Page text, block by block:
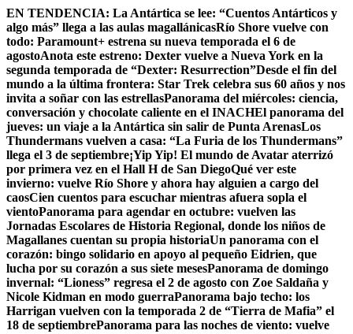
Skip
to
content
EN TENDENCIA: La Antártica se lee: “Cuentos Antárticos y
algo más” llega a las aulas magallánicasRío Shore vuelve con
todo: Paramount+ estrena su nueva temporada el 6 de
agostoAnota este estreno: Dexter vuelve a Nueva York en la
segunda temporada de “Dexter: Resurrection”Desde el fin del
mundo a la última frontera: Star Trek celebra sus 60 años y nos
invita a soñar con las estrellasPanorama del miércoles: ciencia,
conversación y chocolate caliente en el INACHEl panorama del
jueves: un viaje a la Antártica sin salir de Punta ArenasLos
Thundermans vuelven a casa: “La Furia de los Thundermans”
llega el 3 de septiembre¡Yip Yip! El mundo de Avatar aterrizó
por primera vez en el Hall H de San DiegoQué ver este
invierno: vuelve Río Shore y ahora hay alguien a cargo del
caosCien cuentos para escuchar mientras afuera sopla el
vientoPanorama para agendar en octubre: vuelven las
Jornadas Escolares de Historia Regional, donde los niños de
Magallanes cuentan su propia historiaUn panorama con el
corazón: bingo solidario en apoyo al pequeño Eidrien, que
lucha por su corazón a sus siete mesesPanorama de domingo
invernal: “Lioness” regresa el 2 de agosto con Zoe Saldaña y
Nicole Kidman en modo guerraPanorama bajo techo: los
Harrigan vuelven con la temporada 2 de “Tierra de Mafia” el
18 de septiembrePanorama para las noches de viento: vuelve